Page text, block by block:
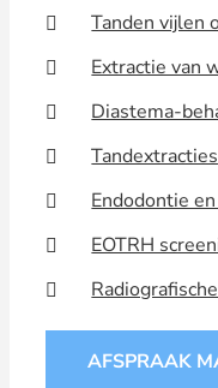
Tanden vijlen
Extractie van
Diastema-
Tandextracties
Endodontie
EOTRH
AFSPRAAK